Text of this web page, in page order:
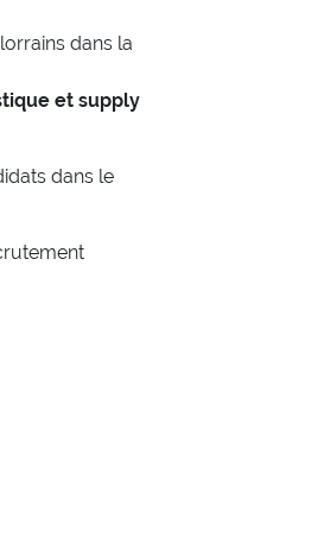
dans la
et supply
dans le